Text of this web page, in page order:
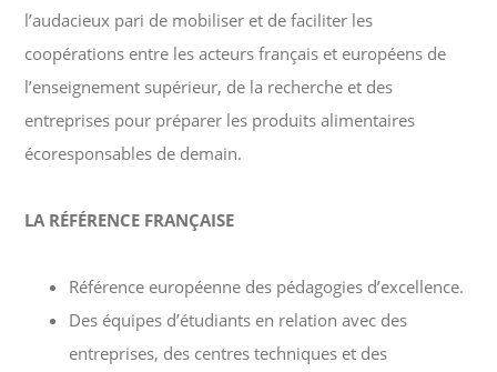
l’audacieux pari de mobiliser et de faciliter les
coopérations entre les acteurs français et européens de
l’enseignement supérieur, de la recherche et des
entreprises pour préparer les produits alimentaires
écoresponsables de demain.
LA RÉFÉRENCE FRANÇAISE
Référence européenne des pédagogies d’excellence.
Des équipes d’étudiants en relation avec des
entreprises, des centres techniques et des